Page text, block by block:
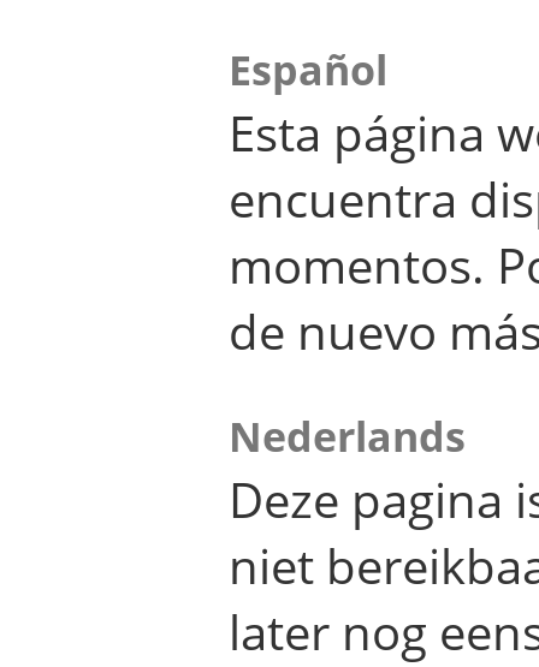
Español
Esta página
encuentra
momentos.
de nuevo
Nederlands
Deze pagina
niet
later nog